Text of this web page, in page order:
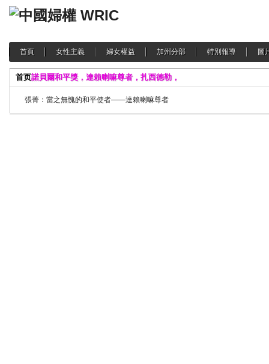
首頁 女性主義 婦女權益 加州分部 特別報導 圖
首页諾貝爾和平獎，達賴喇嘛尊者，扎西德勒，
張菁：當之無愧的和平使者——達賴喇嘛尊者